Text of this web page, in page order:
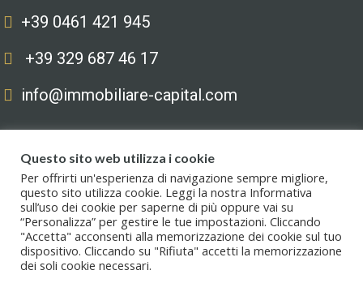
+39 0461 421 945
+39 329 687 46 17
info@immobiliare-capital.com
Copyright © 2020. All Rights Reserved. Capital immobiliare S.r.l.s. | Le
immagini hanno valore puramente illustrativo. I prezzi e le informazioni
possono essere soggetti a modifiche.
Questo sito web utilizza i cookie
Per offrirti un'esperienza di navigazione sempre migliore,
questo sito utilizza cookie. Leggi la nostra Informativa
sull’uso dei cookie per saperne di più oppure vai su
“Personalizza” per gestire le tue impostazioni. Cliccando
"Accetta" acconsenti alla memorizzazione dei cookie sul tuo
dispositivo. Cliccando su "Rifiuta" accetti la memorizzazione
dei soli cookie necessari.